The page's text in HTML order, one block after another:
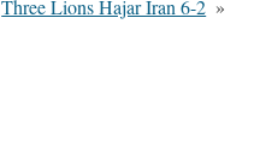
Three Lions Hajar Iran 6-2 »